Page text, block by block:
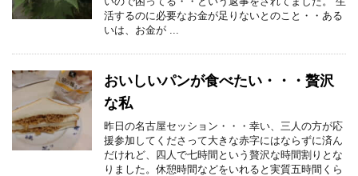
活するのに必要なお金が足りないとのこと・・ある
いは、お金が ...
おいしいパンが食べたい・・・贅沢
な私
昨日の名古屋セッション・・・幸い、三人の方が応
援参加してくださって大きな赤字にはならずに済ん
だけれど、四人で七時間という贅沢な時間割りとな
りました。休憩時間などをいれると実質五時間くら